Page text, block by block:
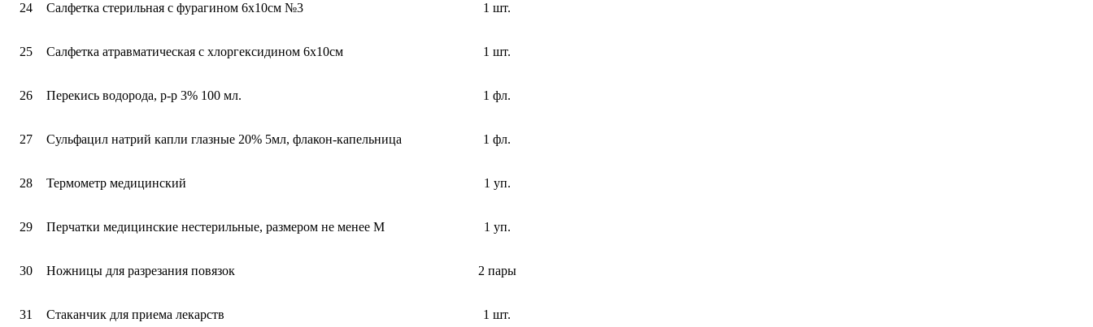
24 Салфетка стерильная с фурагином 6х10см №3 1 шт.
25 Салфетка атравматическая с хлоргексидином 6х10см 1 шт.
26 Перекись водорода, р-р 3% 100 мл. 1 фл.
27 Сульфацил натрий капли глазные 20% 5мл, флакон-капельница 1 фл.
28 Термометр медицинский 1 уп.
29 Перчатки медицинские нестерильные, размером не менее М 1 уп.
30 Ножницы для разрезания повязок 2 пары
31 Стаканчик для приема лекарств 1 шт.